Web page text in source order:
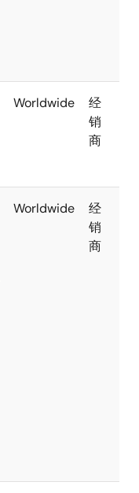
Worldwide
经
销
商
Worldwide
经
销
商